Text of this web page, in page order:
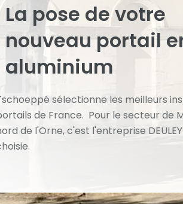
La pose de votre
nouveau portail
aluminium
sélectionne les meilleurs
de France. Pour le secteur de
de l'Orne, c'est l'entreprise